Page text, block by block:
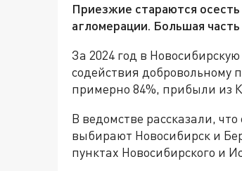
Приезжие стараются
агломерации. Большая
За 2024 год в
содействия добровольному
примерно 84%, прибыли из
В ведомстве рассказали,
выбирают Новосибирск и
пунктах Новосибирского и